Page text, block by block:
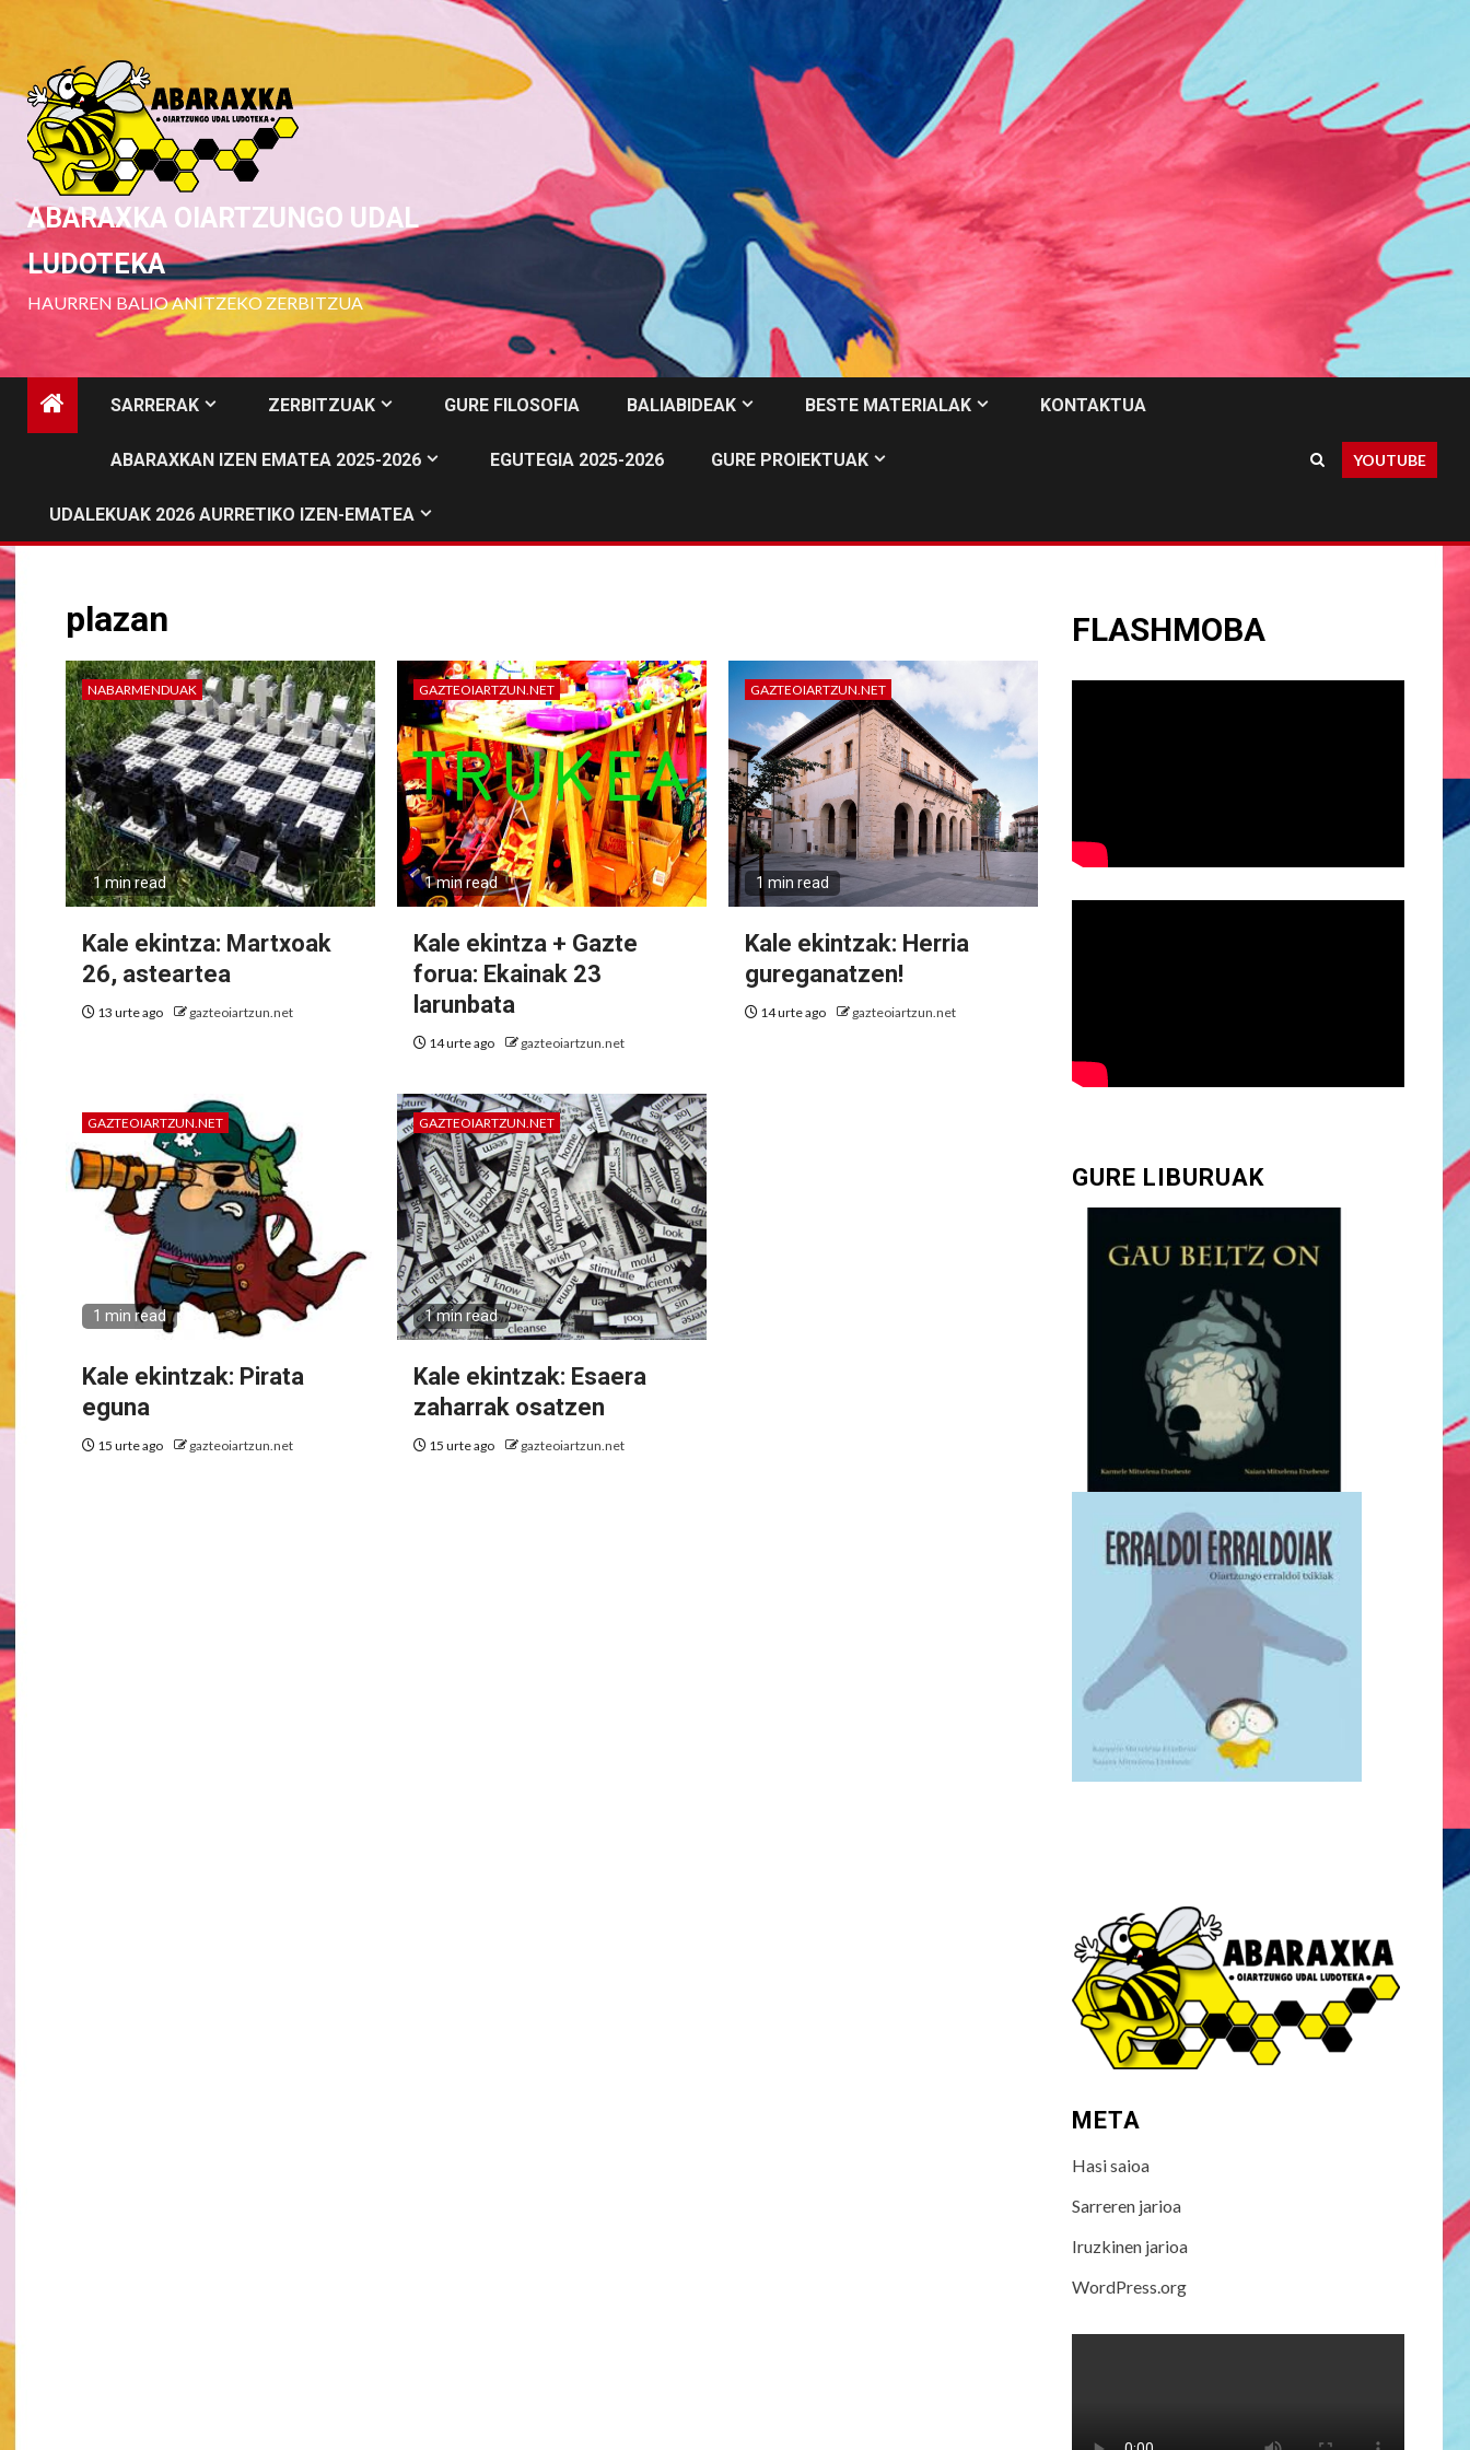
to
content
ABARAXKA OIARTZUNGO UDAL
LUDOTEKA
HAURREN BALIO ANITZEKO ZERBITZUA
SARRERAK ZERBITZUAK GURE FILOSOFIA BALIABIDEAK BESTE MATERIALAK KONTAKTUA
ABARAXKAN IZEN EMATEA 2025-2026 EGUTEGIA 2025-2026 GURE PROIEKTUAK
UDALEKUAK 2026 AURRETIKO IZEN-EMATEA
YOUTUBE
plazan
NABARMENDUAK
1 min read
Kale ekintza: Martxoak
26, asteartea
13 urte ago gazteoiartzun.net
GAZTEOIARTZUN.NET
1 min read
Kale ekintza + Gazte
forua: Ekainak 23
larunbata
14 urte ago gazteoiartzun.net
GAZTEOIARTZUN.NET
1 min read
Kale ekintzak: Herria
gureganatzen!
14 urte ago gazteoiartzun.net
GAZTEOIARTZUN.NET
1 min read
Kale ekintzak: Pirata
eguna
15 urte ago gazteoiartzun.net
GAZTEOIARTZUN.NET
1 min read
Kale ekintzak: Esaera
zaharrak osatzen
15 urte ago gazteoiartzun.net
FLASHMOBA
GURE LIBURUAK
META
Hasi saioa
Sarreren jarioa
Iruzkinen jarioa
WordPress.org